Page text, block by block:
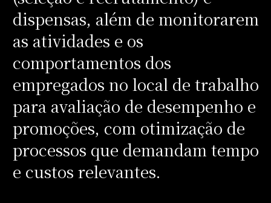
dispensas, além de monitorarem
as atividades e os
comportamentos dos
empregados no local de trabalho
para avaliação de desempenho e
promoções, com otimização de
processos que demandam tempo
e custos relevantes.